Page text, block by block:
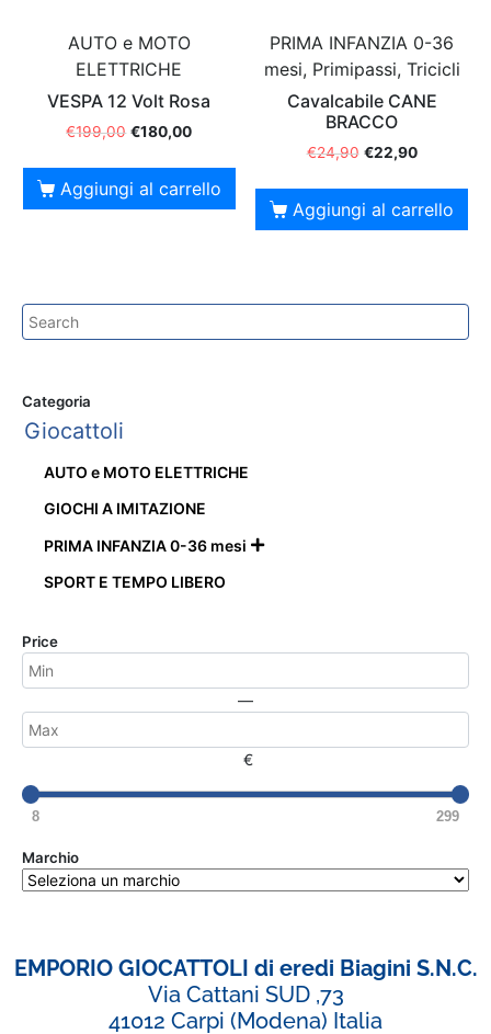
AUTO e MOTO
ELETTRICHE
VESPA 12 Volt Rosa
€199,00 €180,00
Aggiungi al carrello
PRIMA INFANZIA 0-36
mesi, Primipassi, Tricicli
Cavalcabile CANE
BRACCO
€24,90 €22,90
Aggiungi al carrello
Categoria
Giocattoli
AUTO e MOTO ELETTRICHE
GIOCHI A IMITAZIONE
PRIMA INFANZIA 0-36 mesi 
SPORT E TEMPO LIBERO
Price
—
€
8 299
Marchio
EMPORIO GIOCATTOLI di eredi Biagini S.N.C.
Via Cattani SUD ,73
41012 Carpi (Modena) Italia